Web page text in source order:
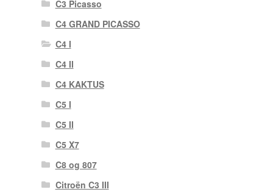
C3 Picasso
C4 GRAND PICASSO
C4 I
C4 II
C4 KAKTUS
C5 I
C5 II
C5 X7
C8 og 807
Citroën C3 III